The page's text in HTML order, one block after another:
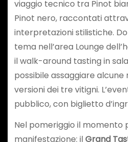
viaggio tecnico tra Pinot
Pinot nero, raccontati
interpretazioni stilistiche.
tema nell’area Lounge
il walk-around tasting in
possibile assaggiare
versioni dei tre vitigni.
pubblico, con biglietto
Nel pomeriggio il momento
manifestazione: ilGrand